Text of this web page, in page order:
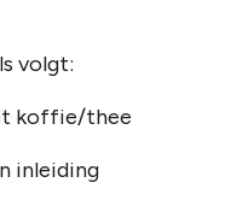
volgt:
thee